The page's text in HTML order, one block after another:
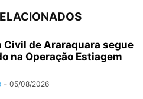
Civil de Araraquara segue
na Operação Estiagem
- 05/08/2026